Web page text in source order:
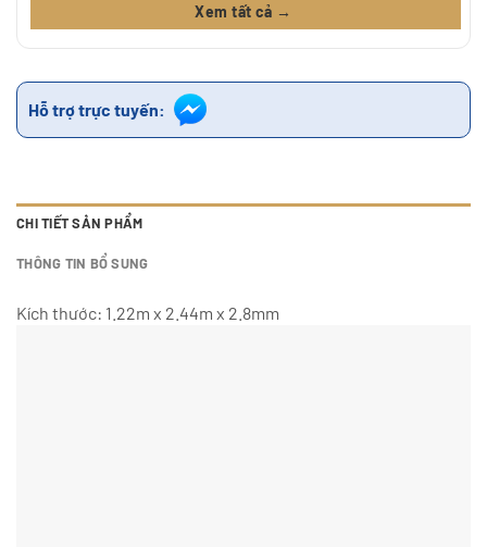
Xem tất cả →
Hỗ trợ trực tuyến:
CHI TIẾT SẢN PHẨM
THÔNG TIN BỔ SUNG
Kích thước: 1.22m x 2.44m x 2.8mm